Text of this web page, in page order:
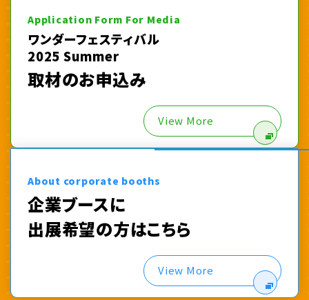
Application Form For Media
ワンダーフェスティバル
2025 Summer
取材のお申込み
View More
About corporate booths
企業ブースに
出展希望の方はこちら
View More